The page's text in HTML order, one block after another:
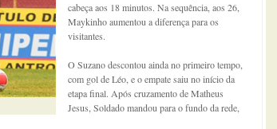
cabeça aos 18 minutos. Na sequência, aos 26,
Maykinho aumentou a diferença para os
visitantes.
O Suzano descontou ainda no primeiro tempo,
com gol de Léo, e o empate saiu no início da
etapa final. Após cruzamento de Matheus
Jesus, Soldado mandou para o fundo da rede,